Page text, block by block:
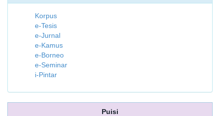
Korpus
e-Tesis
e-Jurnal
e-Kamus
e-Borneo
e-Seminar
i-Pintar
Puisi